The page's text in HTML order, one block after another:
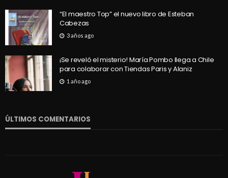
“El maestro Top” el nuevo libro de Esteban
Cabezas
3 años ago
¡Se reveló el misterio! María Pombo llega a Chile
para colaborar con Tiendas Paris y Alaniz
1 año ago
ÚLTIMOS COMENTARIOS